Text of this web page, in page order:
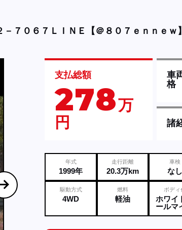
－７０６７ＬＩＮＥ【＠８０７ｅｎｎｅｗ
支払総額
278万
円
諸
車
格
年式
1999年
走行距離
20.3万km
車検
なし
駆動方式
4WD
燃料
軽油
ボディ
ホワイ
ールマ